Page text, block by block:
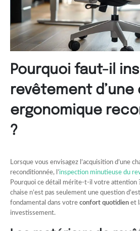
Pourquoi faut-il
revêtement d’une
ergonomique
?
Lorsque vous envisagez l’acquisition d’une
reconditionnée, l’inspection minutieuse du
Pourquoi ce détail mérite-t-il votre attention
chaise n’est pas seulement une question
fondamental dans votre confort quotidien et
investissement.